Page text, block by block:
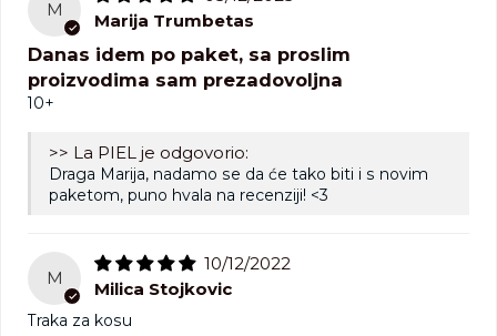
M
Marija Trumbetas
Danas idem po paket, sa proslim
proizvodima sam prezadovoljna
10+
>> La PIEL je odgovorio:
Draga Marija, nadamo se da će tako biti i s novim
paketom, puno hvala na recenziji! <3
M
10/12/2022
Milica Stojkovic
Traka za kosu